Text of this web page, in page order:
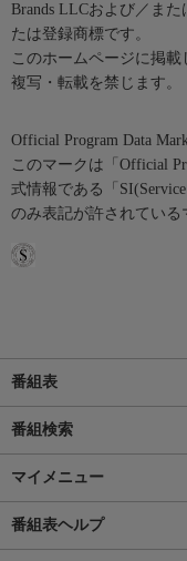
Brands LLCおよび／ま
たは登録商標です。
このホームページに掲
複写・転載を禁じます。
Official Program Data
このマークは「Official
式情報である「
のみ表記が許されている
番組表
番組検索
マイメニュー
番組表ヘルプ